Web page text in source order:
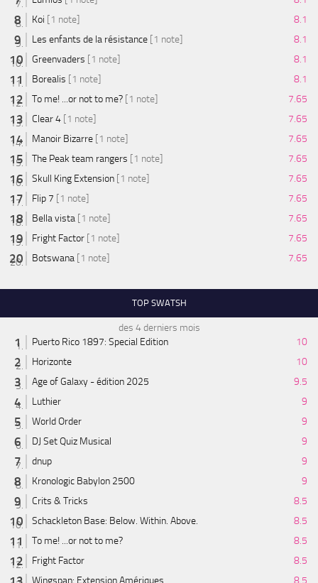
Koi [1 note]
8.1
Les enfants de la résistance [1 note]
8.1
Greenvaders [1 note]
8.1
Borealis [1 note]
8.1
To me! ...or not to me? [1 note]
7.65
Clear 4 [1 note]
7.65
Manoir Bizarre [1 note]
7.65
The Peak team rangers [1 note]
7.65
Skull King Extension [1 note]
7.65
Flip 7 [1 note]
7.65
Bella vista [1 note]
7.65
Fright Factor [1 note]
7.65
Botswana [1 note] 7.65
TOP SWATSH
des 4 derniers mois
Puerto Rico 1897: Special Edition
10
Horizonte
10
Age of Galaxy - édition 2025
9.5
Luthier
9
World Order
9
DJ Set Quiz Musical
9
dnup
9
Kronologic Babylon 2500
9
Crits & Tricks
8.5
Schackleton Base: Below. Within. Above.
8.5
To me! ...or not to me?
8.5
Fright Factor
8.5